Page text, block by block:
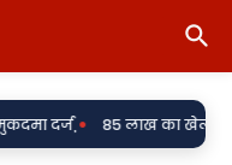
लाख का खेल या पारदर्शिता पर